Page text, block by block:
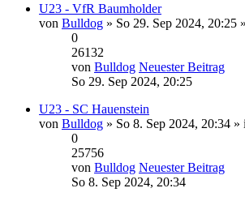
U23 - VfR Baumholder
von Bulldog » So 29. Sep 2024, 20:25
0
26132
von Bulldog Neuester Beitrag
So 29. Sep 2024, 20:25
U23 - SC Hauenstein
von Bulldog » So 8. Sep 2024, 20:34 »
0
25756
von Bulldog Neuester Beitrag
So 8. Sep 2024, 20:34